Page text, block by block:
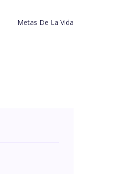
Metas De La Vida